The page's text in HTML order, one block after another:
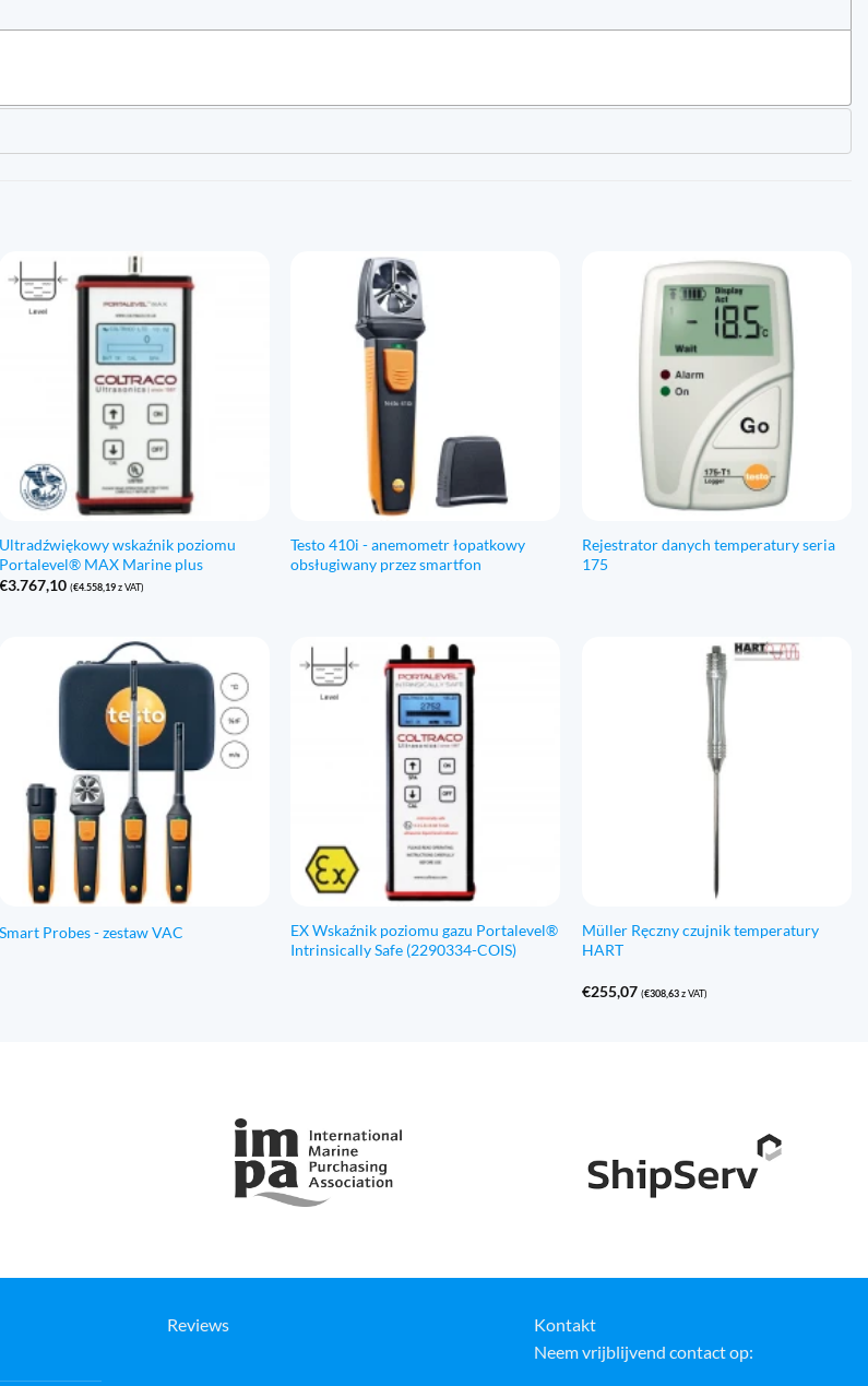
Ultradźwiękowy wskaźnik poziomu
Portalevel® MAX Marine plus
€3.767,10 (€4.558,19z VAT)
Testo 410i - anemometr łopatkowy
obsługiwany przez smartfon
Rejestrator danych temperatury seria
175
Smart Probes - zestaw VAC
EX Wskaźnik poziomu gazu Portalevel®
Intrinsically Safe (2290334-COIS)
Müller Ręczny czujnik temperatury
HART
€255,07 (€308,63z VAT)
Reviews
Kontakt
Neem vrijblijvend contact op: